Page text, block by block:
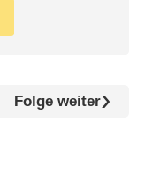
Folge weiter